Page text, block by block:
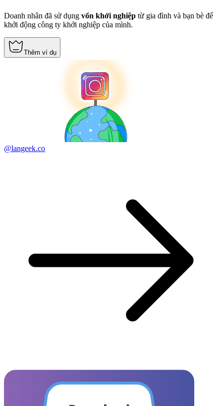
Doanh nhân đã sử dụng vốn khởi nghiệp từ gia đình và bạn bè để
khởi động công ty khởi nghiệp của mình.
Thêm ví dụ
@langeek.co